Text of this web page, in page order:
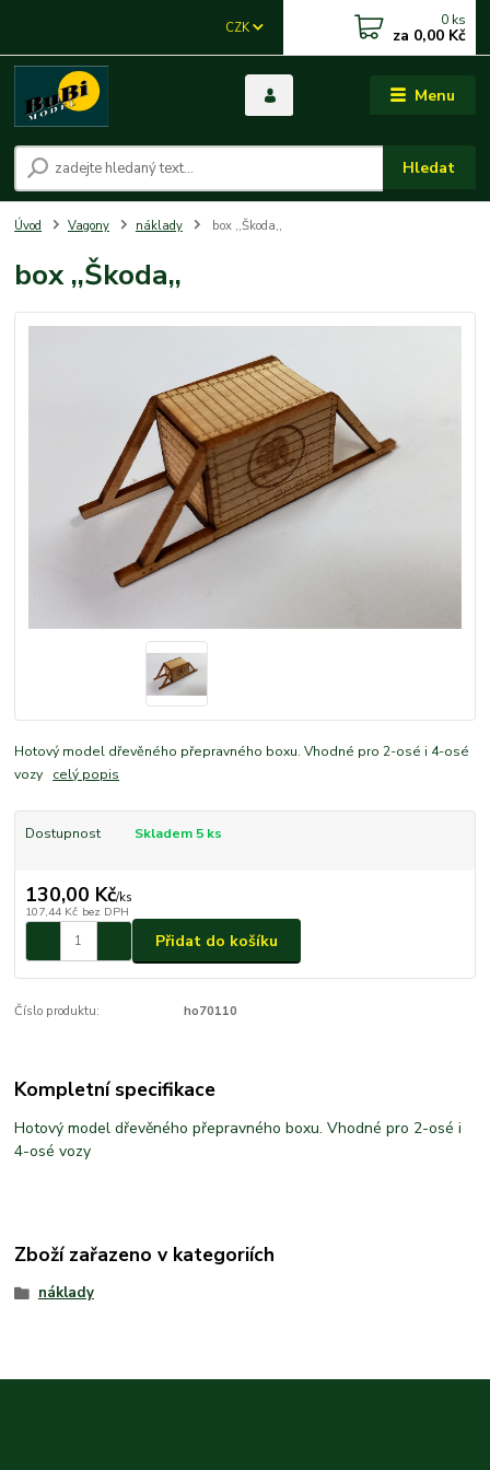
Menu
CZK
Hledat
0 ks
za 0,00 Kč
Úvod Vagony náklady box ,,Škoda,,
box ,,Škoda,,
Hotový model dřevěného přepravného boxu. Vhodné pro 2-osé i 4-osé
vozy celý popis
Dostupnost Skladem 5 ks
130,00 Kč/ks
107,44 Kč bez DPH
Přidat do košíku
Číslo produktu: ho70110
Kompletní specifikace
Hotový model dřevěného přepravného boxu. Vhodné pro 2-osé i
4-osé vozy
Zboží zařazeno v kategoriích
náklady